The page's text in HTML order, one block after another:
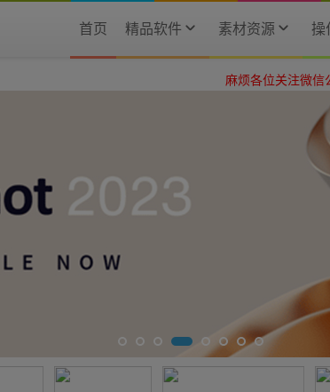
首页 精品软件 素材资源 操
麻烦各位关注微信公众号：廿八